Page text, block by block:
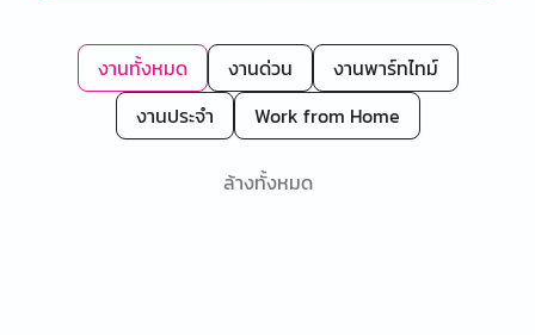
งานทั้งหมด งานด่วน
งานพาร์ทไทม์
งานประจำ
Work from Home
ล้างทั้งหมด